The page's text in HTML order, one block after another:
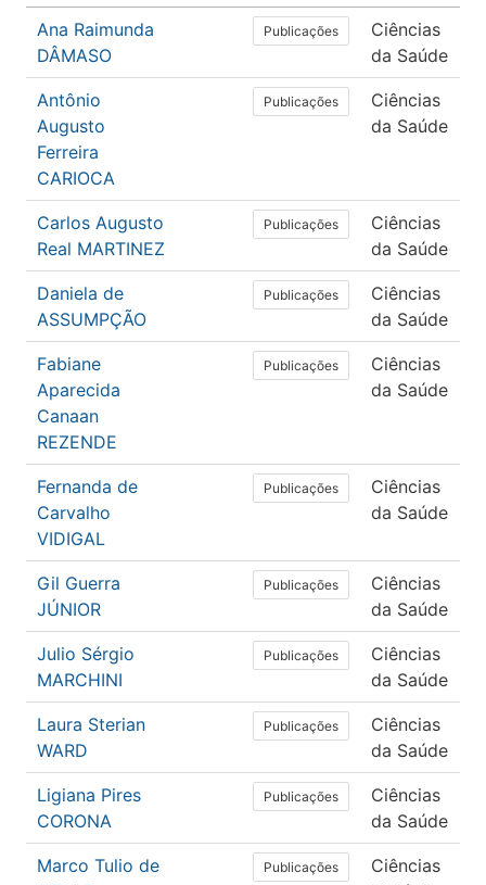
Ana Raimunda
DÂMASO
Publicações
Ciências
da Saúde
Antônio
Augusto
Ferreira
CARIOCA
Publicações
Ciências
da Saúde
Carlos Augusto
Real MARTINEZ
Publicações
Ciências
da Saúde
Daniela de
ASSUMPÇÃO
Publicações
Ciências
da Saúde
Fabiane
Aparecida
Canaan
REZENDE
Publicações
Ciências
da Saúde
Fernanda de
Carvalho
VIDIGAL
Publicações
Ciências
da Saúde
Gil Guerra
JÚNIOR
Publicações
Ciências
da Saúde
Julio Sérgio
MARCHINI
Publicações
Ciências
da Saúde
Laura Sterian
WARD
Publicações
Ciências
da Saúde
Ligiana Pires
CORONA
Publicações
Ciências
da Saúde
Marco Tulio de
Publicações
Ciências